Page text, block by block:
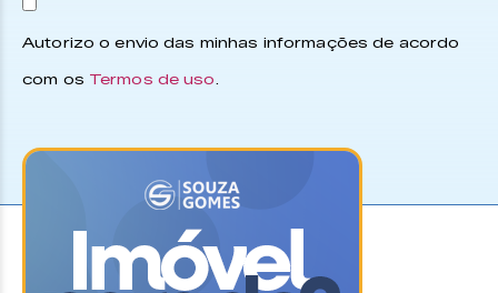
Autorizo o envio das minhas informações de acordo
com os Termos de uso.